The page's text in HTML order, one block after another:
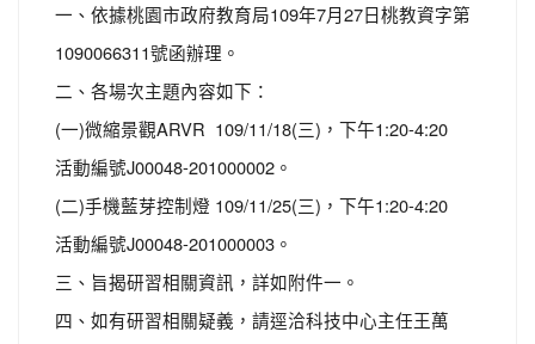
一、依據桃園市政府教育局109年7月27日桃教資字第
1090066311號函辦理。
二、各場次主題內容如下：
(一)微縮景觀ARVR 109/11/18(三)，下午1:20-4:20
活動編號J00048-201000002。
(二)手機藍芽控制燈 109/11/25(三)，下午1:20-4:20
活動編號J00048-201000003。
三、旨揭研習相關資訊，詳如附件一。
四、如有研習相關疑義，請逕洽科技中心主任王萬